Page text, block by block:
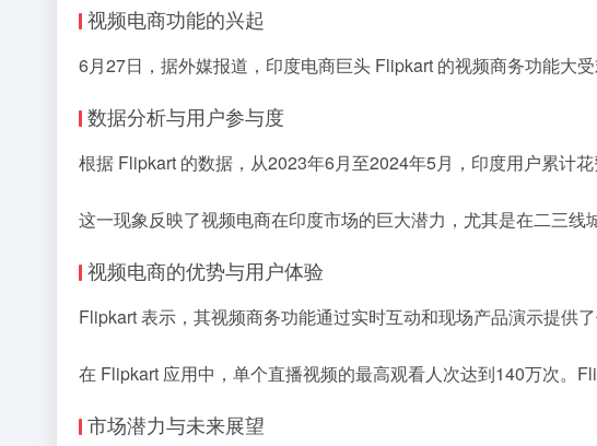
视频电商功能的兴起
6月27日，据外媒报道，印度电商巨头 Flipkart 的视频商务功能大
数据分析与用户参与度
根据 Flipkart 的数据，从2023年6月至2024年5月，印度用户累计
这一现象反映了视频电商在印度市场的巨大潜力，尤其是在二三
视频电商的优势与用户体验
Flipkart 表示，其视频商务功能通过实时互动和现场产品演示提供
在 Flipkart 应用中，单个直播视频的最高观看人次达到140万次。
市场潜力与未来展望